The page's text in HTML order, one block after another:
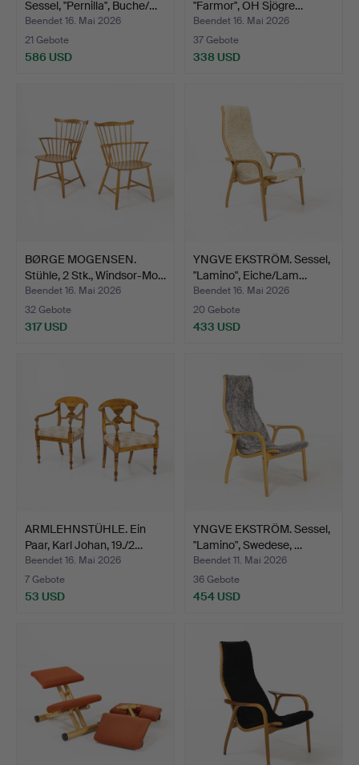
Sessel, "Pernilla", Buche/…
Beendet 16. Mai 2026
21 Gebote
586 USD
"Farmor", OH Sjögre…
Beendet 16. Mai 2026
37 Gebote
338 USD
BØRGE MOGENSEN.
Stühle, 2 Stk., Windsor-Mo…
Beendet 16. Mai 2026
32 Gebote
317 USD
YNGVE EKSTRÖM. Sessel,
"Lamino", Eiche/Lam…
Beendet 16. Mai 2026
20 Gebote
433 USD
ARMLEHNSTÜHLE. Ein
Paar, Karl Johan, 19./2…
Beendet 16. Mai 2026
7 Gebote
53 USD
YNGVE EKSTRÖM. Sessel,
"Lamino", Swedese, …
Beendet 11. Mai 2026
36 Gebote
454 USD